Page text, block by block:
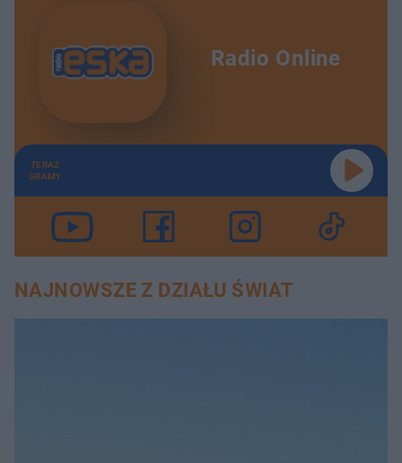
Radio Online
TERAZ
GRAMY
NAJNOWSZE Z DZIAŁU ŚWIAT